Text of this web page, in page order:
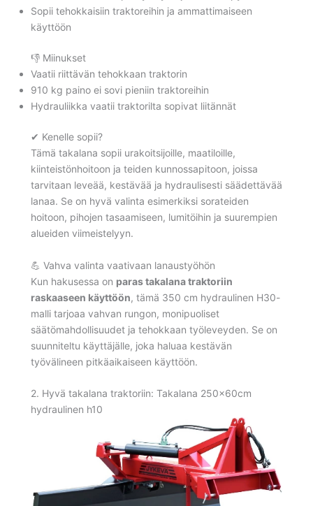
Sopii tehokkaisiin traktoreihin ja ammattimaiseen
käyttöön
👎 Miinukset
Vaatii riittävän tehokkaan traktorin
910 kg paino ei sovi pieniin traktoreihin
Hydrauliikka vaatii traktorilta sopivat liitännät
✔ Kenelle sopii?
Tämä takalana sopii urakoitsijoille, maatiloille,
kiinteistönhoitoon ja teiden kunnossapitoon, joissa
tarvitaan leveää, kestävää ja hydraulisesti säädettävää
lanaa. Se on hyvä valinta esimerkiksi sorateiden
hoitoon, pihojen tasaamiseen, lumitöihin ja suurempien
alueiden viimeistelyyn.
💪 Vahva valinta vaativaan lanaustyöhön
Kun hakusessa on paras takalana traktoriin
raskaaseen käyttöön, tämä 350 cm hydraulinen H30-
malli tarjoaa vahvan rungon, monipuoliset
säätömahdollisuudet ja tehokkaan työleveyden. Se on
suunniteltu käyttäjälle, joka haluaa kestävän
työvälineen pitkäaikaiseen käyttöön.
2. Hyvä takalana traktoriin: Takalana 250x60cm
hydraulinen h10